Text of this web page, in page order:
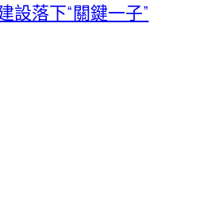
設落下“關鍵一子”